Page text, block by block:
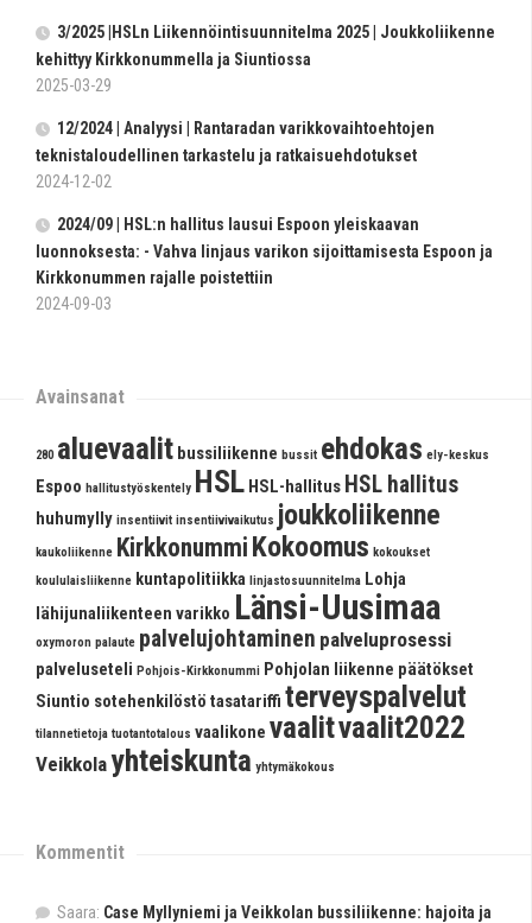
3/2025 |HSLn Liikennöintisuunnitelma 2025 | Joukkoliikenne
kehittyy Kirkkonummella ja Siuntiossa
2025-03-29
12/2024 | Analyysi | Rantaradan varikkovaihtoehtojen
teknistaloudellinen tarkastelu ja ratkaisuehdotukset
2024-12-02
2024/09 | HSL:n hallitus lausui Espoon yleiskaavan
luonnoksesta: - Vahva linjaus varikon sijoit­ta­mi­sesta Espoon ja
Kirkkonummen rajalle poistettiin
2024-09-03
Avainsanat
280 aluevaalit bussiliikenne bussit ehdokas ely-keskus
Espoo hallitustyöskentely HSL HSL-hallitus HSL hallitus
huhumylly insentiivit insentiivivaikutus joukkoliikenne
kaukoliikenne Kirkkonummi Kokoomus kokoukset
koululaisliikenne kuntapolitiikka linjastosuunnitelma Lohja
lähijunaliikenteen varikko Länsi-Uusimaa
oxymoron palaute palvelujohtaminen palveluprosessi
palveluseteli Pohjois-Kirkkonummi Pohjolan liikenne päätökset
Siuntio sotehenkilöstö tasatariffi terveyspalvelut
tilannetietoja tuotantotalous vaalikone vaalitvaalit2022
Veikkolayhteiskunta yhtymäkokous
Kommentit
Saara: Case Myllyniemi ja Veikkolan bussiliikenne: hajoita ja